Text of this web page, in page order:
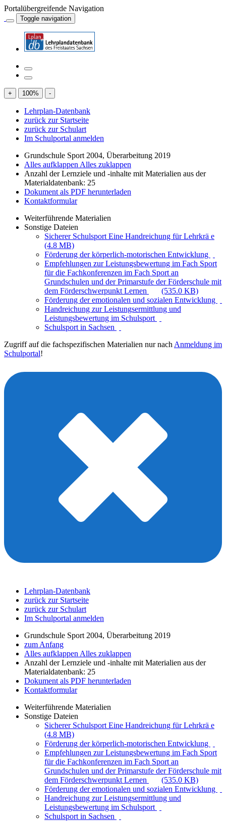
Portalübergreifende Navigation
Toggle navigation
+ 100% -
Lehrplan-Datenbank
zurück zur Startseite
zurück zur Schulart
Im Schulportal anmelden
Grundschule Sport 2004, Überarbeitung 2019
Alles aufklappen Alles zuklappen
Anzahl der Lernziele und -inhalte mit Materialien aus der
Materialdatenbank: 25
Dokument als PDF herunterladen
Kontaktformular
Weiterführende Materialien
Sonstige Dateien
Sicherer Schulsport Eine Handreichung für Lehrkrä e
(4.8 MB)
Förderung der körperlich-motorischen Entwicklung
Empfehlungen zur Leistungsbewertung im Fach Sport
für die Fachkonferenzen im Fach Sport an
Grundschulen und der Primarstufe der Förderschule mit
dem Förderschwerpunkt Lernen
(535.0 KB)
Förderung der emotionalen und sozialen Entwicklung
Handreichung zur Leistungsermittlung und
Leistungsbewertung im Schulsport
Schulsport in Sachsen
Zugriff auf die fachspezifischen Materialien nur nach Anmeldung im
Schulportal!
Lehrplan-Datenbank
zurück zur Startseite
zurück zur Schulart
Im Schulportal anmelden
Grundschule Sport 2004, Überarbeitung 2019
zum Anfang
Alles aufklappen Alles zuklappen
Anzahl der Lernziele und -inhalte mit Materialien aus der
Materialdatenbank: 25
Dokument als PDF herunterladen
Kontaktformular
Weiterführende Materialien
Sonstige Dateien
Sicherer Schulsport Eine Handreichung für Lehrkrä e
(4.8 MB)
Förderung der körperlich-motorischen Entwicklung
Empfehlungen zur Leistungsbewertung im Fach Sport
für die Fachkonferenzen im Fach Sport an
Grundschulen und der Primarstufe der Förderschule mit
dem Förderschwerpunkt Lernen
(535.0 KB)
Förderung der emotionalen und sozialen Entwicklung
Handreichung zur Leistungsermittlung und
Leistungsbewertung im Schulsport
Schulsport in Sachsen